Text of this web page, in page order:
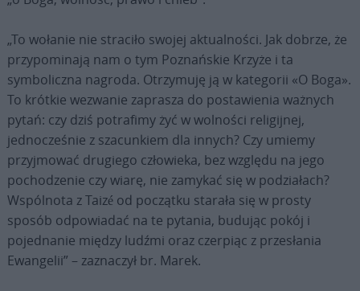
„To wołanie nie straciło swojej aktualności. Jak dobrze, że
przypominają nam o tym Poznańskie Krzyże i ta
symboliczna nagroda. Otrzymuję ją w kategorii «O Boga».
To krótkie wezwanie zaprasza do postawienia ważnych
pytań: czy dziś potrafimy żyć w wolności religijnej,
jednocześnie z szacunkiem dla innych? Czy umiemy
przyjmować drugiego człowieka, bez względu na jego
pochodzenie czy wiarę, nie zamykać się w podziałach?
Wspólnota z Taizé od początku starała się w prosty
sposób odpowiadać na te pytania, budując pokój i
pojednanie między ludźmi oraz czerpiąc z przesłania
Ewangelii” – zaznaczył br. Marek.